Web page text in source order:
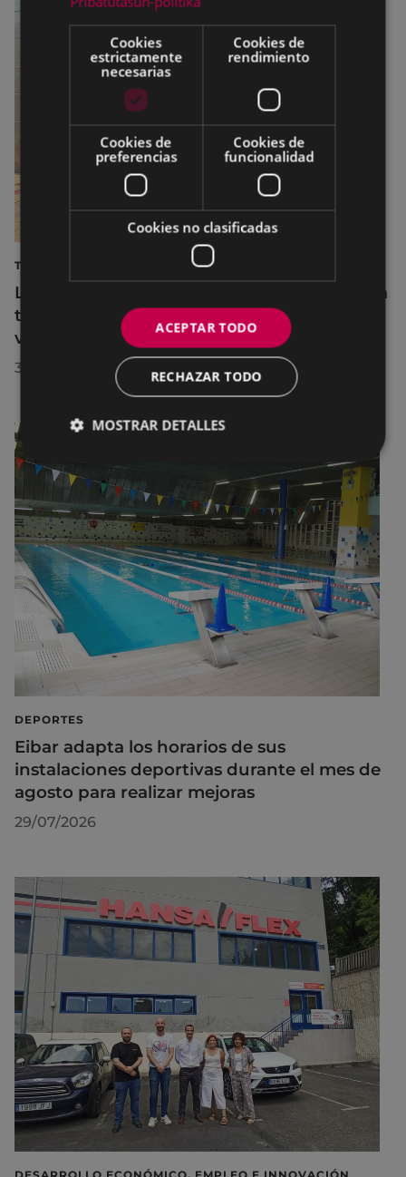
TURISMO
La diputada Azahara Domínguez destaca la
transformación turística de Eibar en su
visita a la localidad
30/07/2026
DEPORTES
Eibar adapta los horarios de sus
instalaciones deportivas durante el mes de
agosto para realizar mejoras
29/07/2026
Cookies
estrictamente
necesarias
Cookies de
rendimiento
Cookies de
preferencias
Cookies de
funcionalidad
Cookies no clasificadas
ACEPTAR TODO
RECHAZAR TODO
MOSTRAR DETALLES